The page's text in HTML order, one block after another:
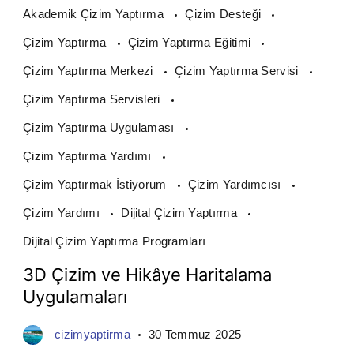
Akademik Çizim Yaptırma Çizim Desteği
Çizim Yaptırma Çizim Yaptırma Eğitimi
Çizim Yaptırma Merkezi Çizim Yaptırma Servisi
Çizim Yaptırma Servisleri
Çizim Yaptırma Uygulaması
Çizim Yaptırma Yardımı
Çizim Yaptırmak İstiyorum Çizim Yardımcısı
Çizim Yardımı Dijital Çizim Yaptırma
Dijital Çizim Yaptırma Programları
3D Çizim ve Hikâye Haritalama
Uygulamaları
cizimyaptirma 30 Temmuz 2025